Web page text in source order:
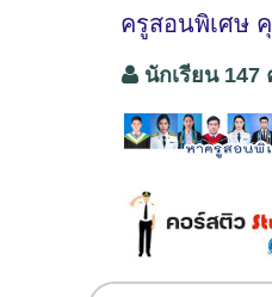
ครูสอนพิเศษ
นักเรียน